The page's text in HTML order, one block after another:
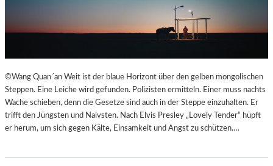
©Wang Quan´an Weit ist der blaue Horizont über den gelben mongolischen
Steppen. Eine Leiche wird gefunden. Polizisten ermitteln. Einer muss nachts
Wache schieben, denn die Gesetze sind auch in der Steppe einzuhalten. Er
trifft den Jüngsten und Naivsten. Nach Elvis Presley „Lovely Tender“ hüpft
er herum, um sich gegen Kälte, Einsamkeit und Angst zu schützen.…